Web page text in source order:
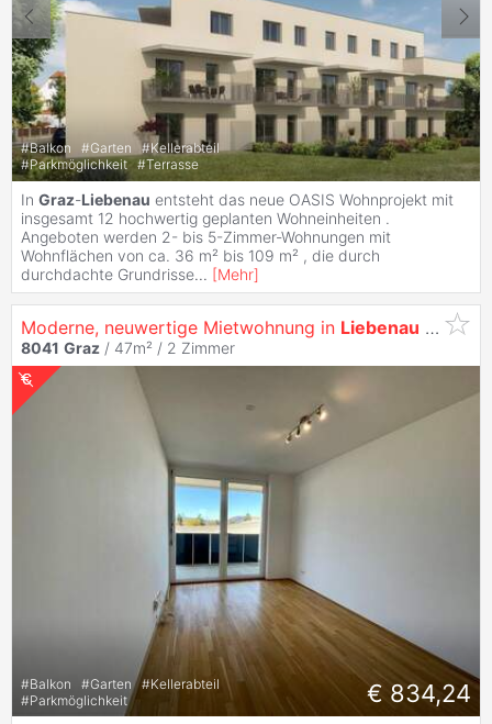
#Balkon #Garten #Kellerabteil
#Parkmöglichkeit #Terrasse
In Graz-Liebenau entsteht das neue OASIS Wohnprojekt mit
insgesamt 12 hochwertig geplanten Wohneinheiten .
Angeboten werden 2- bis 5-Zimmer-Wohnungen mit
Wohnflächen von ca. 36 m² bis 109 m² , die durch
durchdachte Grundrisse... [Mehr]
Moderne, neuwertige Mietwohnung in Liebenau
8041 Graz / 47m² / 2 Zimmer
#Balkon #Garten #Kellerabteil
#Parkmöglichkeit € 834,24